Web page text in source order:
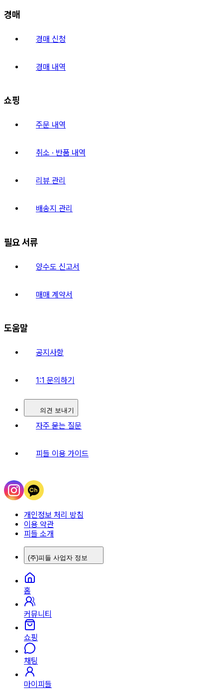
경매
경매 신청
경매 내역
쇼핑
주문 내역
취소 · 반품 내역
리뷰 관리
배송지 관리
필요 서류
양수도 신고서
매매 계약서
도움말
공지사항
1:1 문의하기
의견 보내기
자주 묻는 질문
피들 이용 가이드
개인정보 처리 방침
이용 약관
피들 소개
(주)피들 사업자 정보
홈
커뮤니티
쇼핑
채팅
마이피들